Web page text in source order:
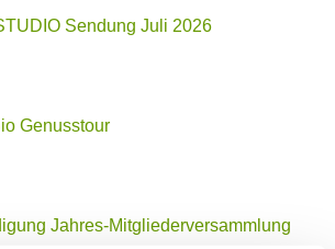
Sendung Juli 2026
Genusstour
Jahres-Mitgliederversammlung